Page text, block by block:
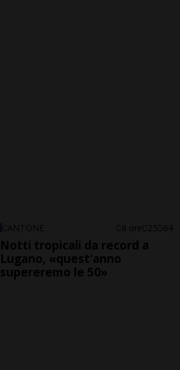
CANTONE 8 ore 25 64
Notti tropicali da record a
Lugano, «quest'anno
supereremo le 50»